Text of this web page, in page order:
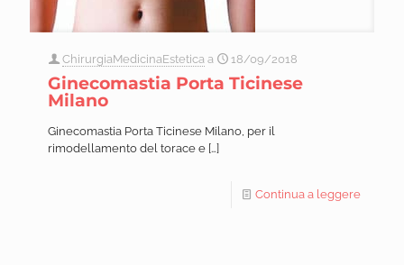
ChirurgiaMedicinaEstetica a 18/09/2018
Ginecomastia Porta Ticinese
Milano
Ginecomastia Porta Ticinese Milano, per il
rimodellamento del torace e […]
Continua a leggere